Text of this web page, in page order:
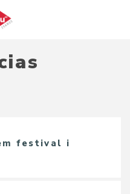
festival i